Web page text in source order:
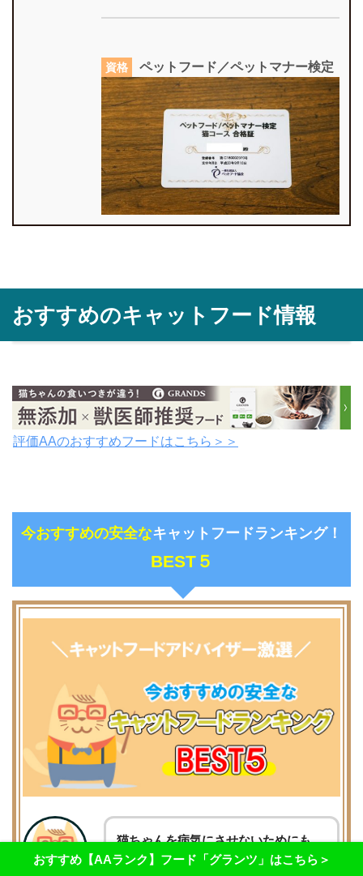
資格 ペットフード／ペットマナー検定
おすすめのキャットフード情報
評価AAのおすすめフードはこちら＞＞
今おすすめの安全なキャットフードランキング！
BEST５
猫ちゃんを病気にさせないためにも、
ぜひ読んでください！
おすすめ【AAランク】フード「グランツ」はこちら＞